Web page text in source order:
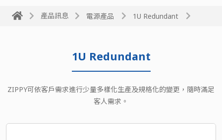
產品訊息 電源產品 1U Redundant
1U Redundant
ZIPPY可依客戶需求進行少量多樣化生產及規格化的變更，隨時滿足
客人需求。